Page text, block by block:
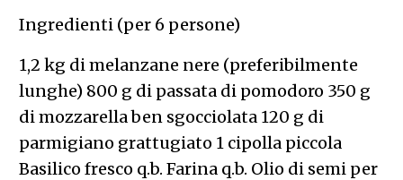
Ingredienti (per 6 persone)
1,2 kg di melanzane nere (preferibilmente
lunghe) 800 g di passata di pomodoro 350 g
di mozzarella ben sgocciolata 120 g di
parmigiano grattugiato 1 cipolla piccola
Basilico fresco q.b. Farina q.b. Olio di semi per